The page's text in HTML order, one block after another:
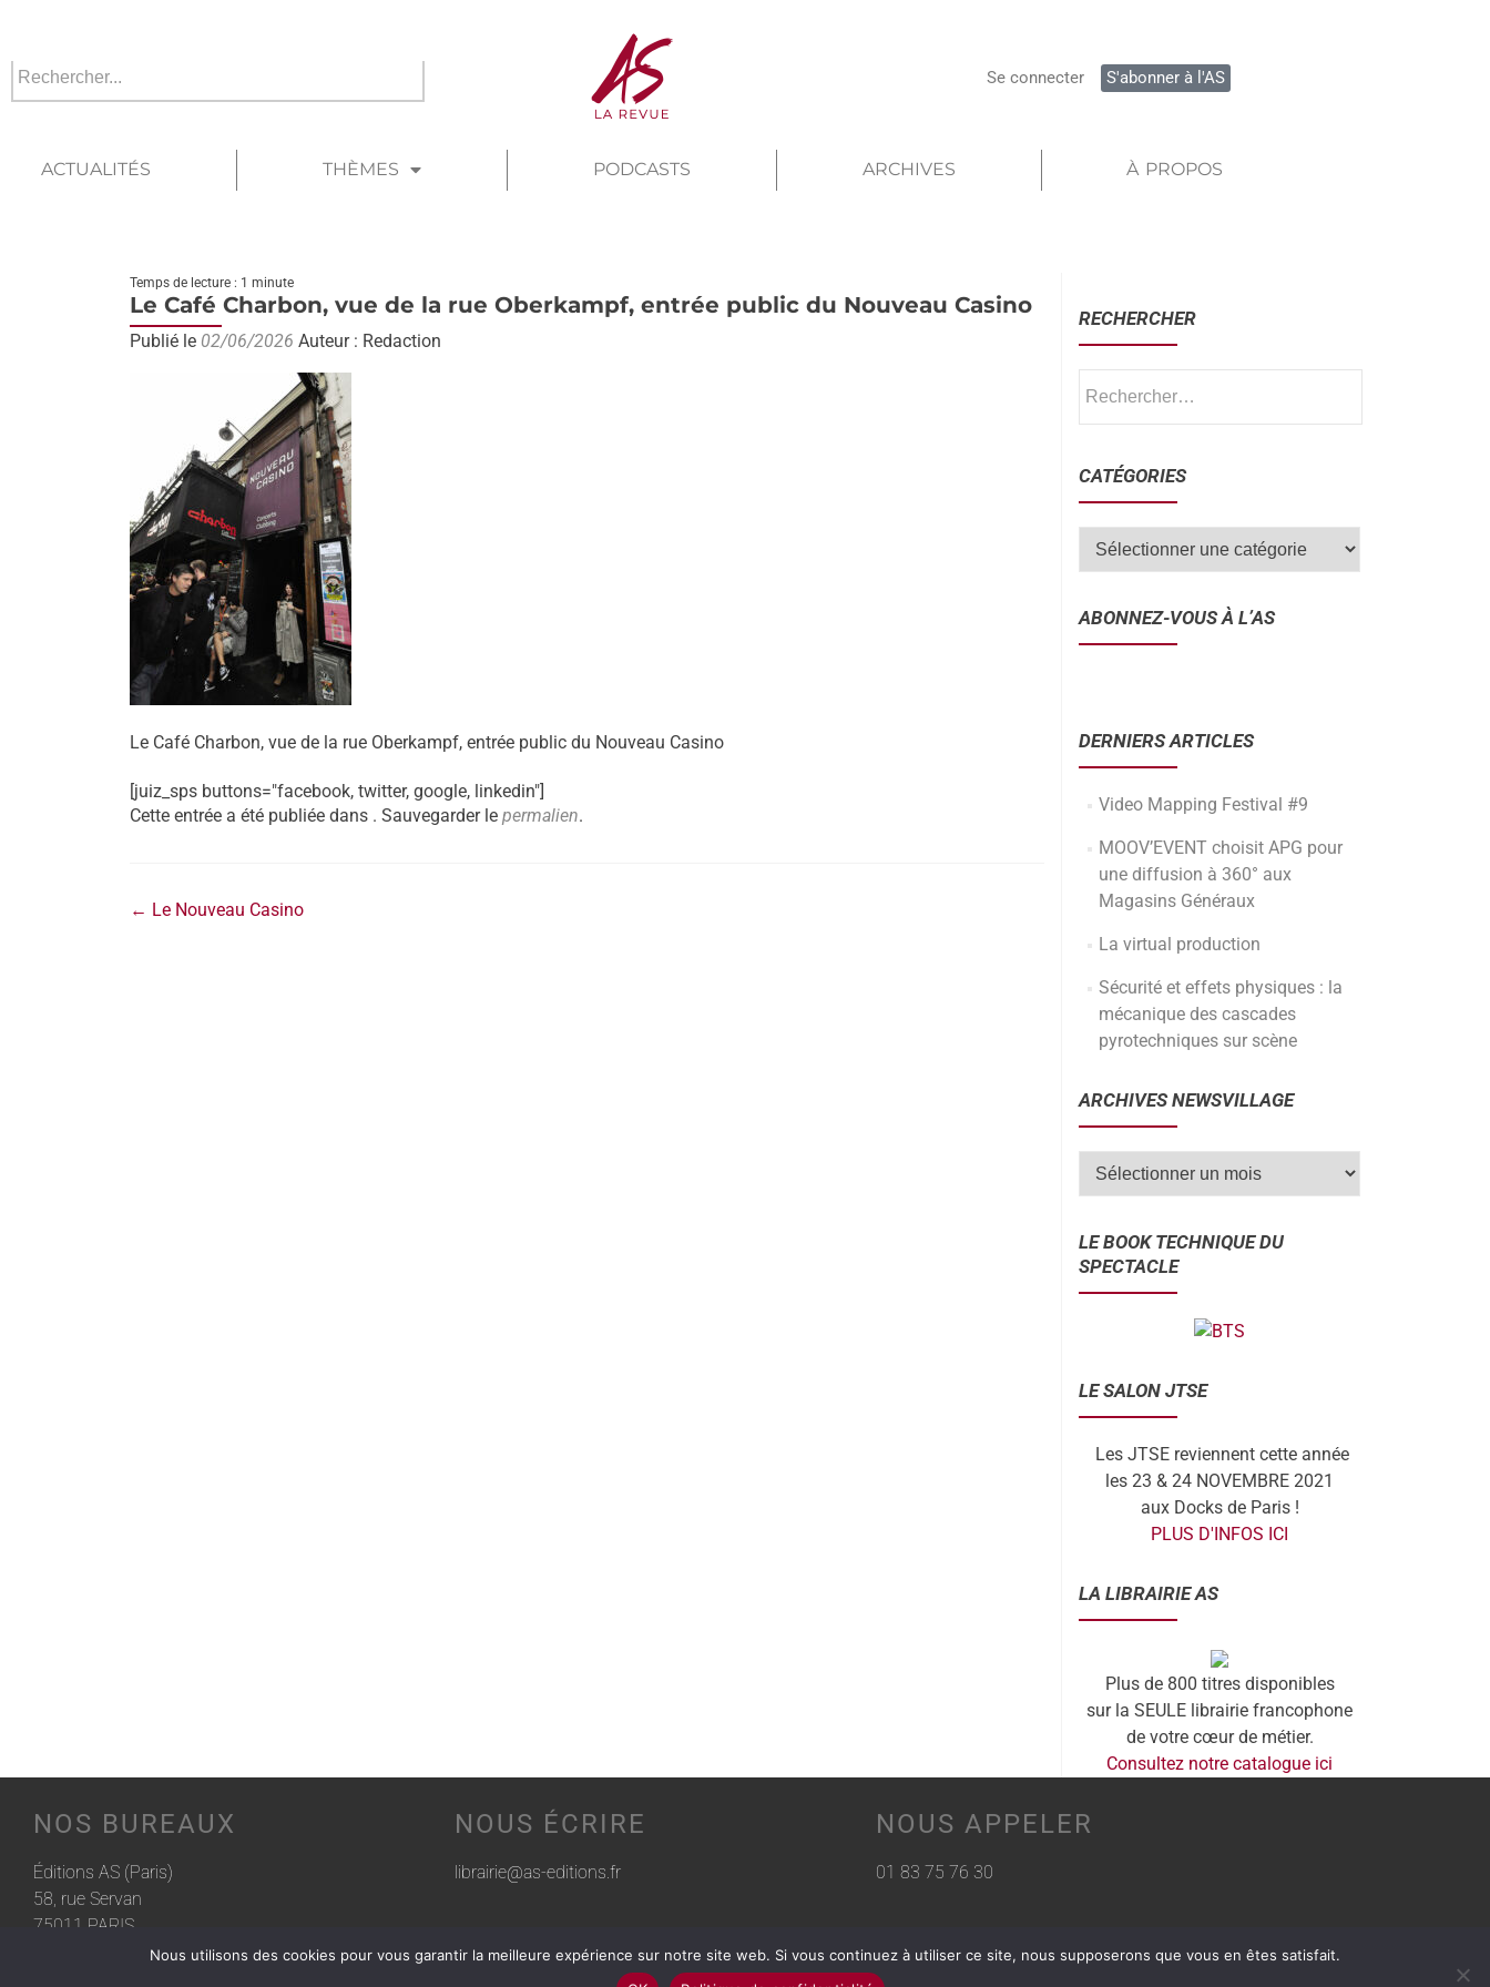
Se connecter S'abonner à l'AS
ACTUALITÉS THÈMES PODCASTS ARCHIVES À PROPOS
Temps de lecture : 1 minute
Le Café Charbon, vue de la rue Oberkampf, entrée public du Nouveau Casino
Publié le 02/06/2026 Auteur : Redaction
Le Café Charbon, vue de la rue Oberkampf, entrée public du Nouveau Casino
[juiz_sps buttons="facebook, twitter, google, linkedin"]
Cette entrée a été publiée dans . Sauvegarder le permalien.
← Le Nouveau Casino
RECHERCHER
CATÉGORIES
ABONNEZ-VOUS À L’AS
DERNIERS ARTICLES
Video Mapping Festival #9
MOOV’EVENT choisit APG pour
une diffusion à 360° aux
Magasins Généraux
La virtual production
Sécurité et effets physiques : la
mécanique des cascades
pyrotechniques sur scène
ARCHIVES NEWSVILLAGE
LE BOOK TECHNIQUE DU
SPECTACLE
LE SALON JTSE
Les JTSE reviennent cette année
les 23 & 24 NOVEMBRE 2021
aux Docks de Paris !
PLUS D'INFOS ICI
LA LIBRAIRIE AS
Plus de 800 titres disponibles
sur la SEULE librairie francophone
de votre cœur de métier.
Consultez notre catalogue ici
NOS BUREAUX
Éditions AS (Paris)
58, rue Servan
75011 PARIS
NOUS ÉCRIRE
librairie@as-editions.fr
NOUS APPELER
01 83 75 76 30
Nous utilisons des cookies pour vous garantir la meilleure expérience sur notre site web. Si vous continuez à utiliser ce site, nous supposerons que vous en êtes satisfait.